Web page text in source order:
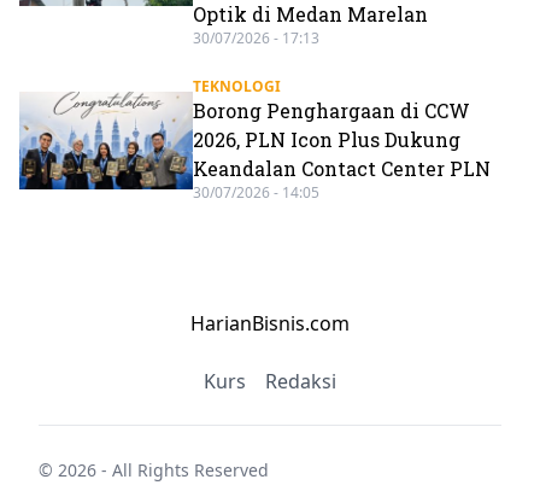
Optik di Medan Marelan
30/07/2026 - 17:13
TEKNOLOGI
Borong Penghargaan di CCW
2026, PLN Icon Plus Dukung
Keandalan Contact Center PLN
30/07/2026 - 14:05
HarianBisnis.com
Kurs Redaksi
© 2026 - All Rights Reserved